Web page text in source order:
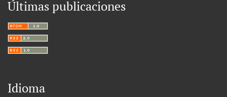
Últimas publicaciones
Idioma